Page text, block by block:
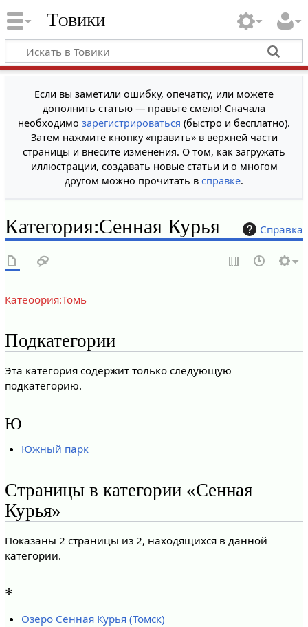
Товики
Если вы заметили ошибку, опечатку, или можете
дополнить статью — правьте смело! Сначала
необходимо зарегистрироваться (быстро и бесплатно).
Затем нажмите кнопку «править» в верхней части
страницы и внесите изменения. О том, как загружать
иллюстрации, создавать новые статьи и о многом
другом можно прочитать в справке.
Справка
Категория:Сенная Курья
Катеоория:Томь
Подкатегории
Эта категория содержит только следующую
подкатегорию.
Ю
Южный парк
Страницы в категории «Сенная
Курья»
Показаны 2 страницы из 2, находящихся в данной
категории.
*
Озеро Сенная Курья (Томск)